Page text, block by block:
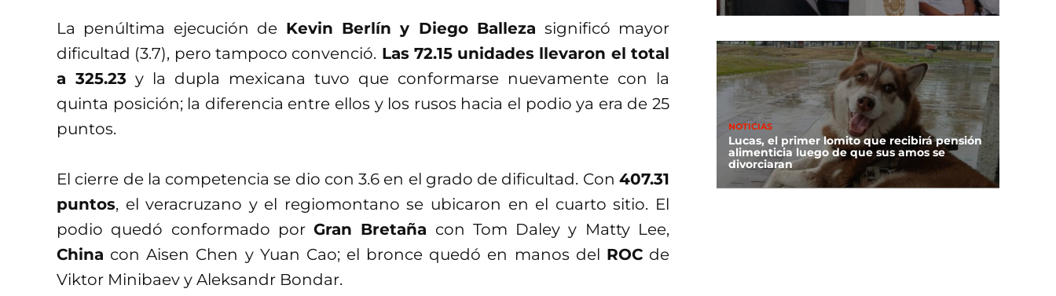
La penúltima ejecución de Kevin Berlín y Diego Balleza significó mayor
dificultad (3.7), pero tampoco convenció. Las 72.15 unidades llevaron el total
a 325.23 y la dupla mexicana tuvo que conformarse nuevamente con la
quinta posición; la diferencia entre ellos y los rusos hacia el podio ya era de 25
puntos.
El cierre de la competencia se dio con 3.6 en el grado de dificultad. Con 407.31
puntos, el veracruzano y el regiomontano se ubicaron en el cuarto sitio. El
podio quedó conformado porGran Bretaña con Tom Daley y Matty Lee,
China con Aisen Chen y Yuan Cao; el bronce quedó en manos del ROCde
Viktor Minibaev y Aleksandr Bondar.
NOTICIAS
Lucas, el primer lomito que recibirá pensión
alimenticia luego de que sus amos se
divorciaran